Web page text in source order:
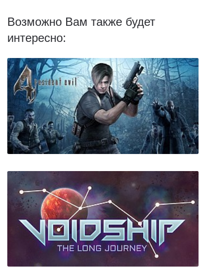
Возможно Вам также будет
интересно:
Resident Evil 4 (Sokol Edition)